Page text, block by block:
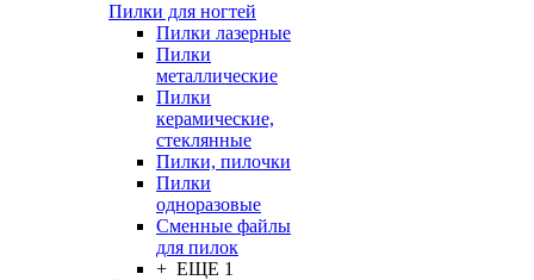
Пилки для ногтей
Пилки лазерные
Пилки
металлические
Пилки
керамические,
стеклянные
Пилки, пилочки
Пилки
одноразовые
Сменные файлы
для пилок
+ ЕЩЕ 1